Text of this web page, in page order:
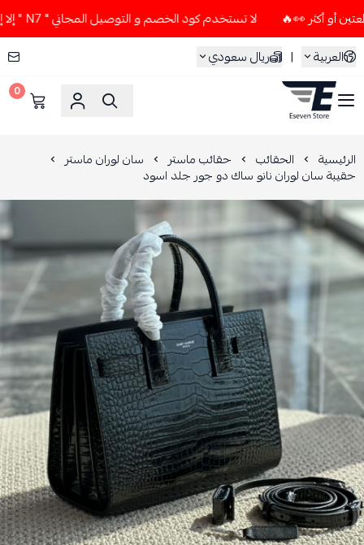
لا تستخدم كود الخصم و التوصيل المجاني " N7 " إلا إذا طلبت قطعتين أو أكثر 👀🔥
العربية
| ريال سعودي
ESEVEN STORE
0
الرئيسية الحقائب حقائب ماستر سان لوران ماستر
حقيبة سان لوران نانو ساك دو جور جلد اسود